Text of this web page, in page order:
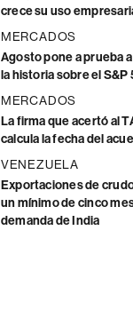
crece su uso
MERCADOS
Agosto pone a prueba
la historia sobre el S&P
MERCADOS
La firma que acertó al
calcula la fecha del
VENEZUELA
Exportaciones de
un mínimo de cinco
demanda de India